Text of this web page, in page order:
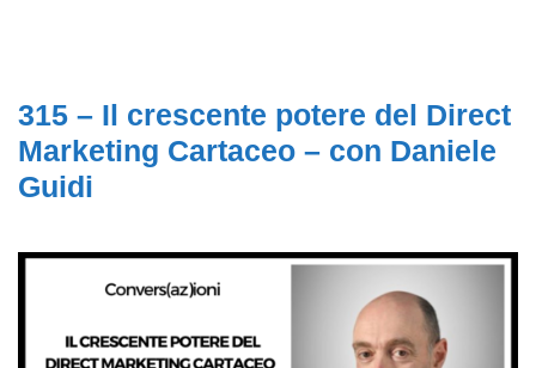
315 – Il crescente potere del Direct
Marketing Cartaceo – con Daniele
Guidi